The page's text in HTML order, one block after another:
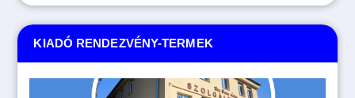
KIADÓ RENDEZVÉNY-TERMEK